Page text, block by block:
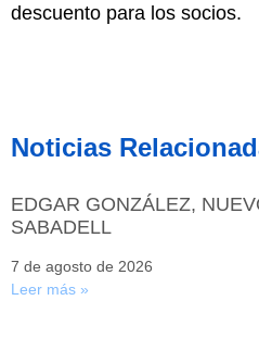
descuento para los socios.
Noticias
EDGAR GONZÁLEZ,
SABADELL
7 de agosto de 2026
Leer más »